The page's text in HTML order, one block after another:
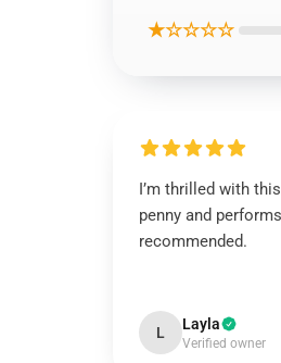
★☆☆☆☆
I’m thrilled with
penny and
recommended.
L Layla
Verified owner